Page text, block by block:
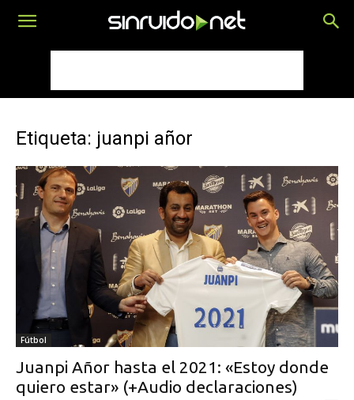
Etiqueta: juanpi añor
Fútbol
Juanpi Añor hasta el 2021: «Estoy donde
quiero estar» (+Audio declaraciones)